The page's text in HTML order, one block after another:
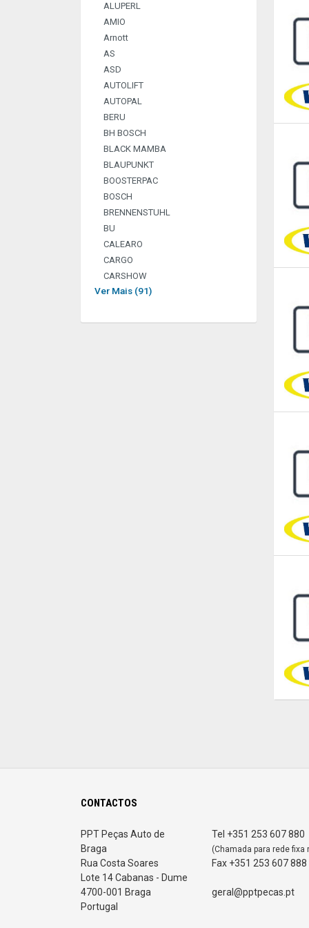
ALUPERL
AMIO
Arnott
AS
ASD
AUTOLIFT
AUTOPAL
BERU
BH BOSCH
BLACK MAMBA
BLAUPUNKT
BOOSTERPAC
BOSCH
BRENNENSTUHL
BU
CALEARO
CARGO
CARSHOW
Ver Mais (91)
CONTACTOS
PPT Peças Auto de
Braga
Rua Costa Soares
Lote 14 Cabanas - Dume
4700-001 Braga
Portugal
Tel +351 253 607 880
(Chamada para rede fixa
Fax +351 253 607 888
geral@pptpecas.pt